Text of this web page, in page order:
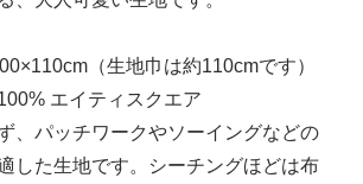
（生地巾は約110cmです）
エイティスクエア
、パッチワークやソーイングなどの
した生地です。シーチングほどは布